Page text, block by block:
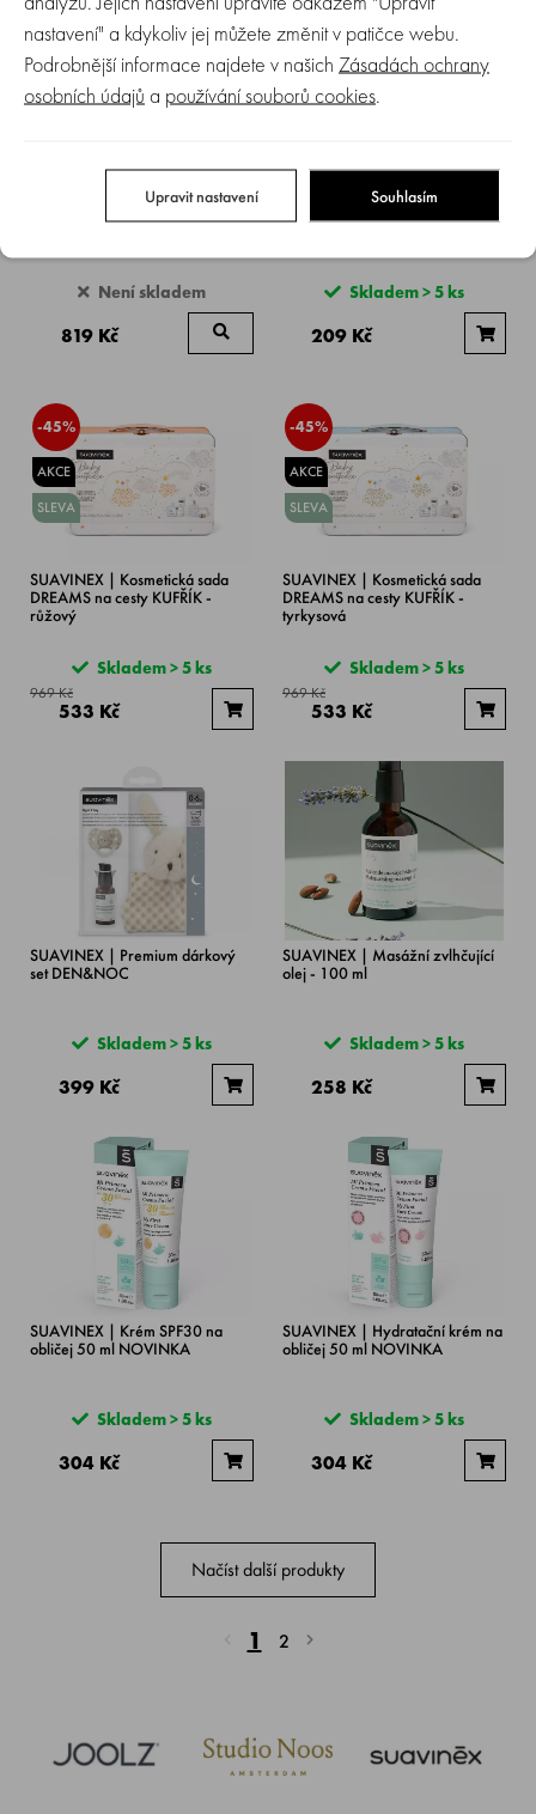
NOVINKA
SUAVINEX | MŮJ PRVNÍ
BATŮŽEK ELEPHANT
Není skladem
819 Kč
NOVINKA
Suavinex | BALZÁM NA
HRUDNÍK pro uvolnění hlenů 50
Skladem > 5 ks
209 Kč
-45%
AKCE
SLEVA
SUAVINEX | Kosmetická sada
DREAMS na cesty KUFŘÍK -
růžový
Skladem > 5 ks
969 Kč
533 Kč
-45%
AKCE
SLEVA
SUAVINEX | Kosmetická sada
DREAMS na cesty KUFŘÍK -
tyrkysová
Skladem > 5 ks
969 Kč
533 Kč
SUAVINEX | Premium dárkový
set DEN&NOC
Skladem > 5 ks
399 Kč
SUAVINEX | Masážní zvlhčující
olej - 100 ml
Skladem > 5 ks
258 Kč
SUAVINEX | Krém SPF30 na
obličej 50 ml NOVINKA
Skladem > 5 ks
304 Kč
SUAVINEX | Hydratační krém na
obličej 50 ml NOVINKA
Skladem > 5 ks
304 Kč
Načíst další produkty
1 2
nastavení" a kdykoliv jej můžete změnit v patičce webu.
Podrobnější informace najdete v našich Zásadách ochrany
osobních údajů a používání souborů cookies.
Upravit nastavení Souhlasím